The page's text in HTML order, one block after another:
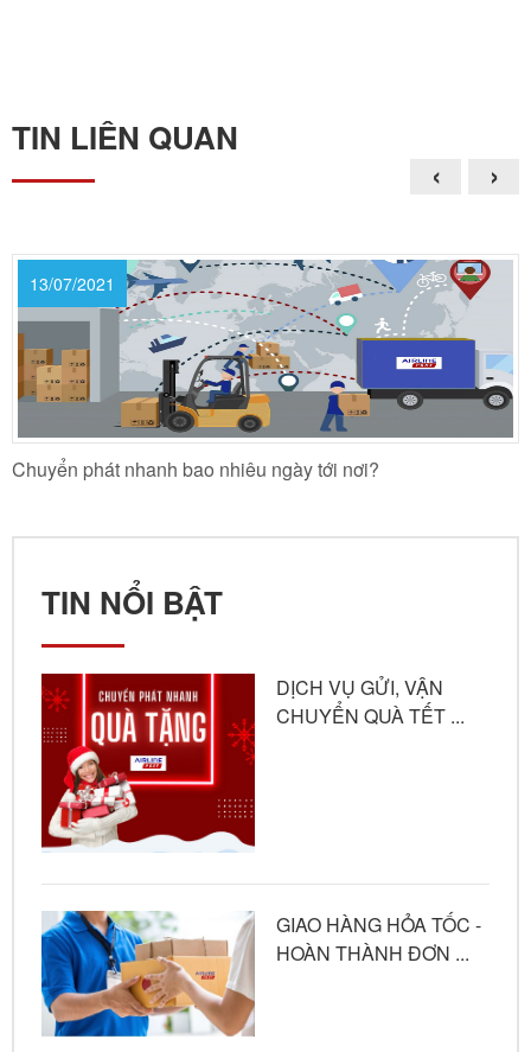
TIN LIÊN QUAN
13/07/2021
Chuyển phát nhanh bao nhiêu ngày tới nơi?
‹ ›
TIN NỔI BẬT
DỊCH VỤ GỬI, VẬN
CHUYỂN QUÀ TẾT ...
GIAO HÀNG HỎA TỐC -
HOÀN THÀNH ĐƠN ...